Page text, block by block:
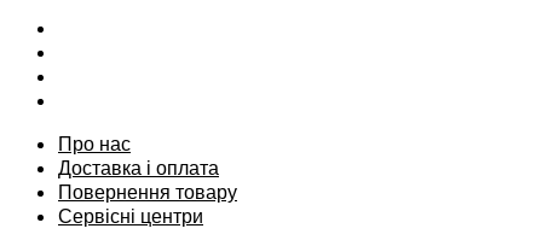
Переглянути
Про нас
Доставка і оплата
Повернення товару
Сервісні центри